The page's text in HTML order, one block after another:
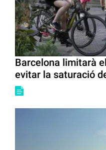
Barcelona limitarà
evitar la saturació